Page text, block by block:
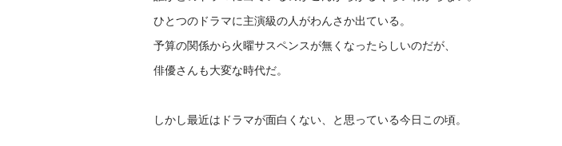
ひとつのドラマに主演級の人がわんさか出ている。
予算の関係から火曜サスペンスが無くなったらしいのだが、
俳優さんも大変な時代だ。
しかし最近はドラマが面白くない、と思っている今日この頃。